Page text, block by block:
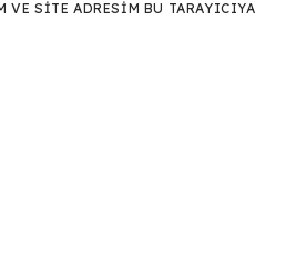
VE SITE ADRESIM BU TARAYICIYA